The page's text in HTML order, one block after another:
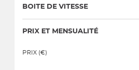
BOITE DE VITESSE
PRIX ET MENSUALITÉ
PRIX (€)